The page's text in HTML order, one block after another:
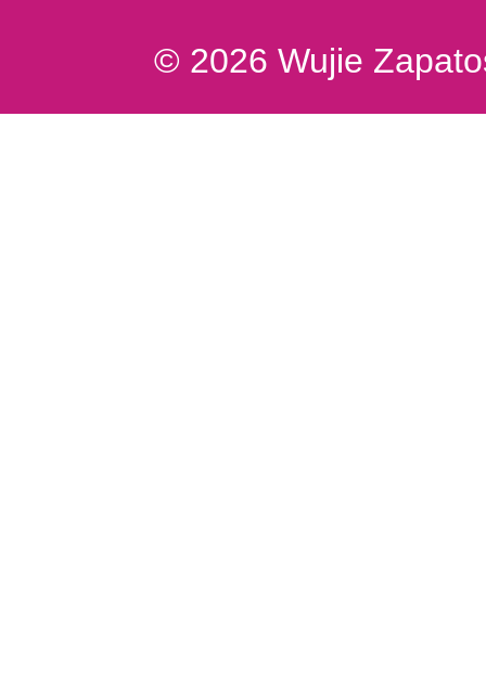
© 2026 Wujie